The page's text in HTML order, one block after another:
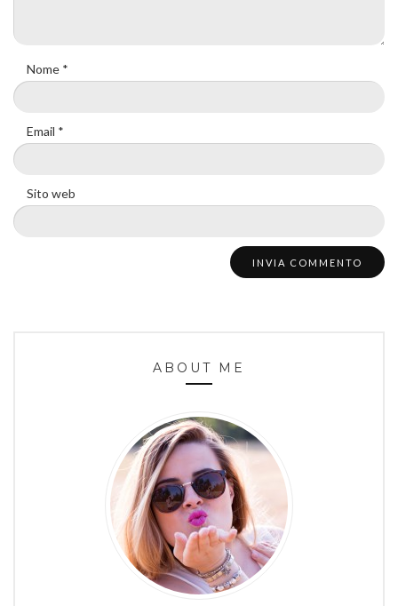
Nome *
Email *
Sito web
ABOUT ME